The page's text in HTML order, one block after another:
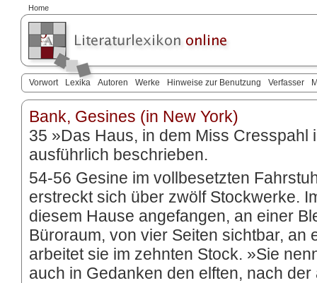
Home
Vorwort Lexika Autoren Werke Hinweise zur Benutzung Verfasser
Bank, Gesines (in New York)
35 »Das Haus, in dem Miss Cresspahl
ausführlich beschrieben.
54-56 Gesine im vollbesetzten
erstreckt sich über zwölf Stockwerke.
diesem Hause angefangen, an einer
Büroraum, von vier Seiten sichtbar, an
arbeitet sie im zehnten Stock. »Sie
auch in Gedanken den elften, nach